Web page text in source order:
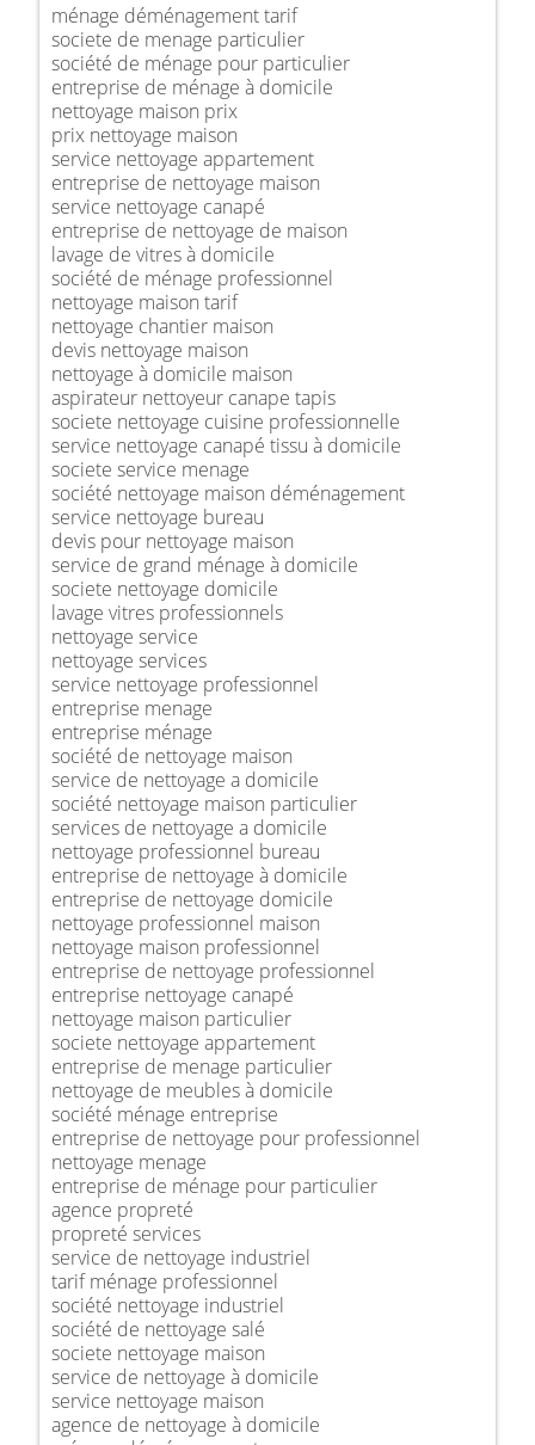
ménage déménagement tarif
societe de menage particulier
société de ménage pour particulier
entreprise de ménage à domicile
nettoyage maison prix
prix nettoyage maison
service nettoyage appartement
entreprise de nettoyage maison
service nettoyage canapé
entreprise de nettoyage de maison
lavage de vitres à domicile
société de ménage professionnel
nettoyage maison tarif
nettoyage chantier maison
devis nettoyage maison
nettoyage à domicile maison
aspirateur nettoyeur canape tapis
societe nettoyage cuisine professionnelle
service nettoyage canapé tissu à domicile
societe service menage
société nettoyage maison déménagement
service nettoyage bureau
devis pour nettoyage maison
service de grand ménage à domicile
societe nettoyage domicile
lavage vitres professionnels
nettoyage service
nettoyage services
service nettoyage professionnel
entreprise menage
entreprise ménage
société de nettoyage maison
service de nettoyage a domicile
société nettoyage maison particulier
services de nettoyage a domicile
nettoyage professionnel bureau
entreprise de nettoyage à domicile
entreprise de nettoyage domicile
nettoyage professionnel maison
nettoyage maison professionnel
entreprise de nettoyage professionnel
entreprise nettoyage canapé
nettoyage maison particulier
societe nettoyage appartement
entreprise de menage particulier
nettoyage de meubles à domicile
société ménage entreprise
entreprise de nettoyage pour professionnel
nettoyage menage
entreprise de ménage pour particulier
agence propreté
propreté services
service de nettoyage industriel
tarif ménage professionnel
société nettoyage industriel
société de nettoyage salé
societe nettoyage maison
service de nettoyage à domicile
service nettoyage maison
agence de nettoyage à domicile